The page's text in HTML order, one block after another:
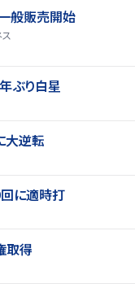
般販売開始
ぶり白星
大逆転
に適時打
取得